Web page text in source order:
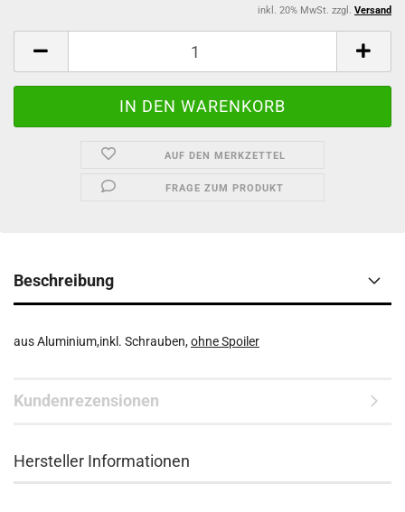
inkl. 20% MwSt. zzgl. Versand
AUF DEN MERKZETTEL
FRAGE ZUM PRODUKT
Beschreibung
aus Aluminium,inkl. Schrauben,ohne Spoiler
Kundenrezensionen
Hersteller Informationen